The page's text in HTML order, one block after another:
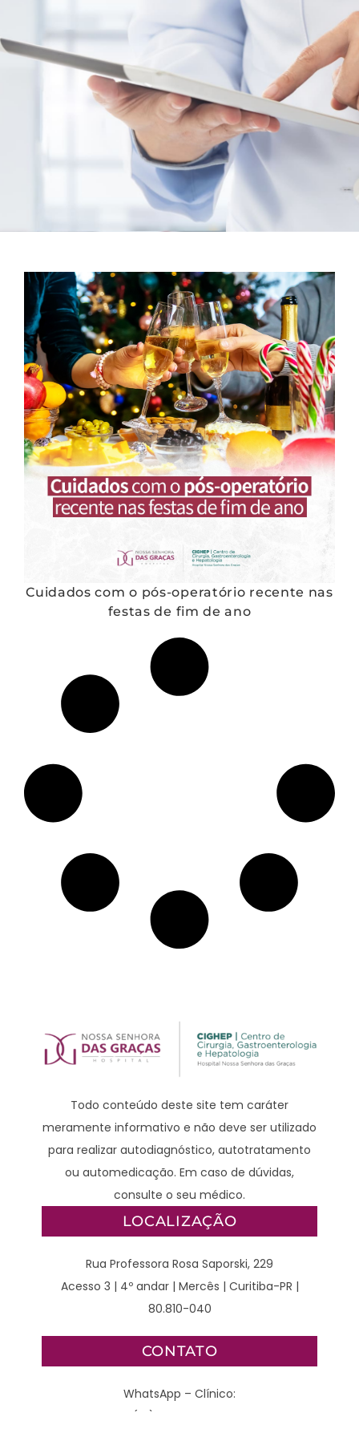
Cuidados com o pós-operatório recente nas
festas de fim de ano
Todo conteúdo deste site tem caráter
meramente informativo e não deve ser utilizado
para realizar autodiagnóstico, autotratamento
ou automedicação. Em caso de dúvidas,
consulte o seu médico.
LOCALIZAÇÃO
Rua Professora Rosa Saporski, 229
Acesso 3 | 4º andar | Mercês | Curitiba-PR |
80.810-040
CONTATO
WhatsApp – Clínico:
(41) 98789-2929